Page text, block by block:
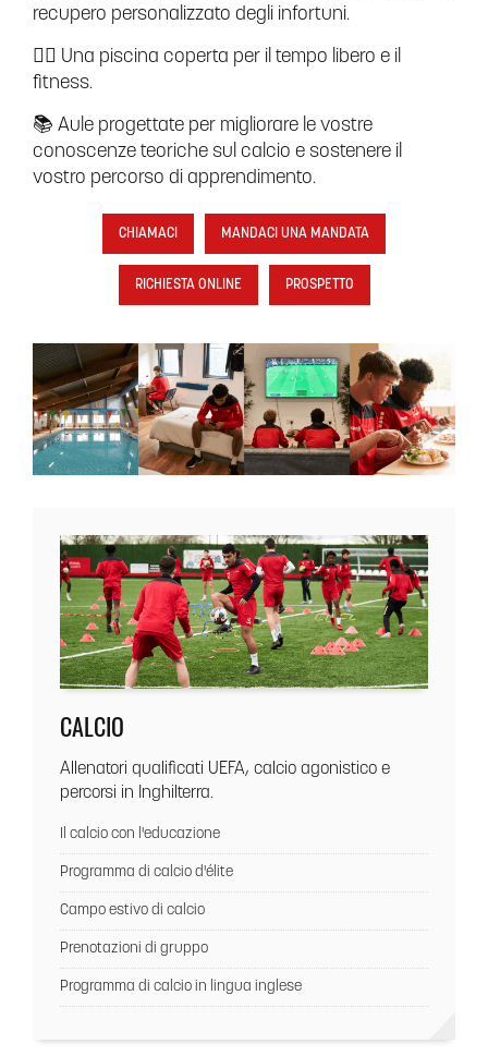
recupero personalizzato degli infortuni.
🏊‍♂️ Una piscina coperta per il tempo libero e il
fitness.
📚 Aule progettate per migliorare le vostre
conoscenze teoriche sul calcio e sostenere il
vostro percorso di apprendimento.
CHIAMACI MANDACI UNA MANDATA
RICHIESTA ONLINE PROSPETTO
CALCIO
Allenatori qualificati UEFA, calcio agonistico e
percorsi in Inghilterra.
Il calcio con l'educazione
Programma di calcio d'élite
Campo estivo di calcio
Prenotazioni di gruppo
Programma di calcio in lingua inglese